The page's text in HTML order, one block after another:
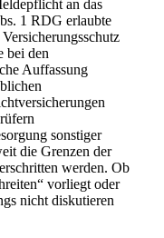
an das
1 RDG erlaubte
bei den
Auffassung
sonstiger
die Grenzen der
werden. Ob
vorliegt oder
nicht diskutieren